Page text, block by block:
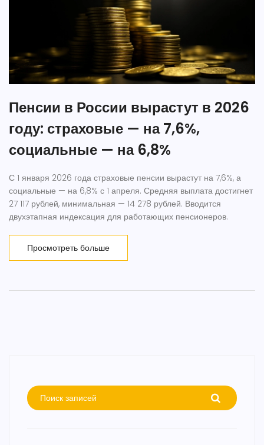
Пенсии в России вырастут в 2026
году: страховые — на 7,6%,
социальные — на 6,8%
С 1 января 2026 года страховые пенсии вырастут на 7,6%, а
социальные — на 6,8% с 1 апреля. Средняя выплата достигнет
27 117 рублей, минимальная — 14 278 рублей. Вводится
двухэтапная индексация для работающих пенсионеров.
Просмотреть больше